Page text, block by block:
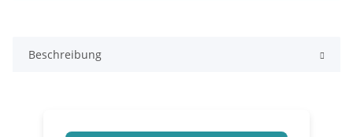
Beschreibung